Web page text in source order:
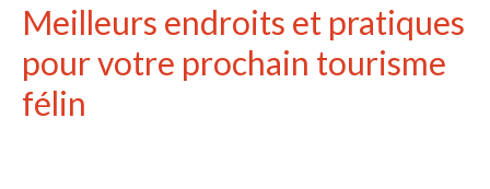
RECHERCHER
Rechercher
Meilleurs endroits et pratiques
pour votre prochain tourisme
félin